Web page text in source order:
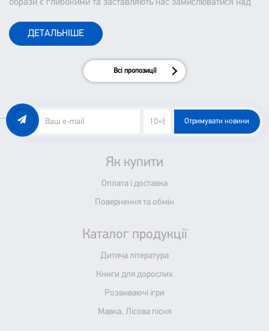
образи є глибокими та заставляють нас замислюватися над
ДЕТАЛЬНІШЕ
Всі пропозиції
Отримувати новини
Як купити
Оплата і доставка
Повернення та обмін
Каталог продукції
Дитяча література
Книги для дорослих
Розвиваючі ігри
Мавка. Лісова пісня